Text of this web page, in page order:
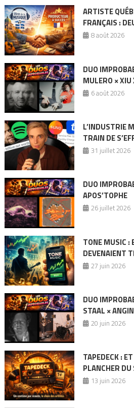
ARTISTE
FRANÇAIS :
8 août 2026
DUO
MULERO × XIU
6 août 2026
L’INDUSTRIE
TRAIN DE
31 juillet 2026
DUO
APOS’TOPHE
26 juillet 2026
TONE MUSIC :
DEVENAIENT
27 juin 2026
DUO
STAAL ×
20 juin 2026
TAPEDECK :
PLANCHER
13 juin 2026